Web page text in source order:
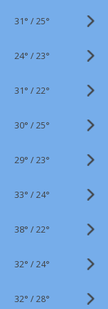
31° /25°
24° /23°
31° /22°
30° /25°
29° /23°
33° /24°
38° /22°
32° /24°
32° /28°